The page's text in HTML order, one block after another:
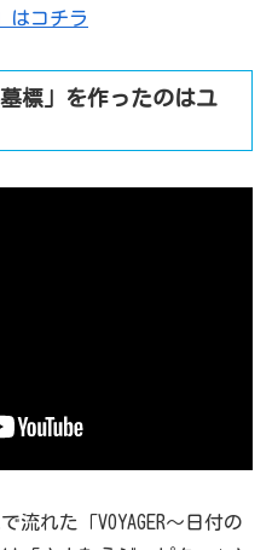
はコチラ
墓標」を作ったのはユ
れた「VOYAGER〜日付の